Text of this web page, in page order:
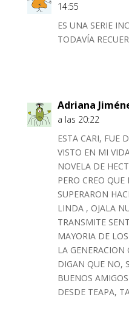
14:55
ES UNA SERIE
TODAVÍA
Adriana
a las 20:22
ESTA CARI, FUE
VISTO EN MI
NOVELA DE
PERO CREO QUE
SUPERARON
LINDA , OJALA
TRANSMITE
MAYORIA DE
LA GENERACION
DIGAN QUE NO,
BUENOS
DESDE TEAPA,